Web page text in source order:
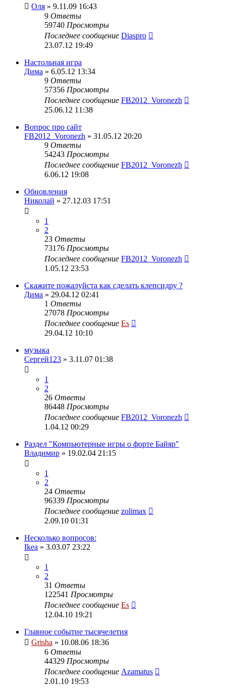
Оля » 9.11.09 16:43
9 Ответы
59740 Просмотры
Последнее сообщение Diaspro
23.07.12 19:49
Настольная игра
Дима » 6.05.12 13:34
9 Ответы
57356 Просмотры
Последнее сообщение FB2012_Voronezh
25.06.12 11:38
Вопрос про сайт
FB2012_Voronezh » 31.05.12 20:20
9 Ответы
54243 Просмотры
Последнее сообщение FB2012_Voronezh
6.06.12 19:08
Обновления
Николай » 27.12.03 17:51
1
2
23 Ответы
73176 Просмотры
Последнее сообщение FB2012_Voronezh
1.05.12 23:53
Скажите пожалуйста как сделать клепсидру ?
Дима » 29.04.12 02:41
1 Ответы
27078 Просмотры
Последнее сообщение Es
29.04.12 10:10
музыка
Сергей123 » 3.11.07 01:38
1
2
26 Ответы
86448 Просмотры
Последнее сообщение FB2012_Voronezh
1.04.12 00:29
Раздел "Компьютерные игры о форте Байяр"
Владимир » 19.02.04 21:15
1
2
24 Ответы
96339 Просмотры
Последнее сообщение zolimax
2.09.10 01:31
Несколько вопросов:
Ikea » 3.03.07 23:22
1
2
31 Ответы
122541 Просмотры
Последнее сообщение Es
12.04.10 19:21
Главное событие тысячелетия
Grisha » 10.08.06 18:36
6 Ответы
44329 Просмотры
Последнее сообщение Azamatus
2.01.10 19:53